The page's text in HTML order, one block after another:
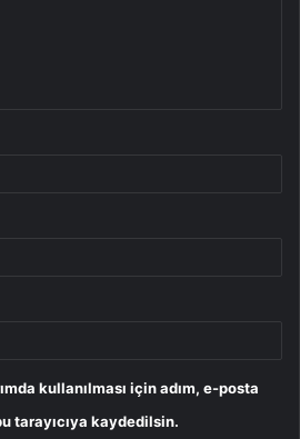
kullanılması için adım, e-posta
tarayıcıya kaydedilsin.